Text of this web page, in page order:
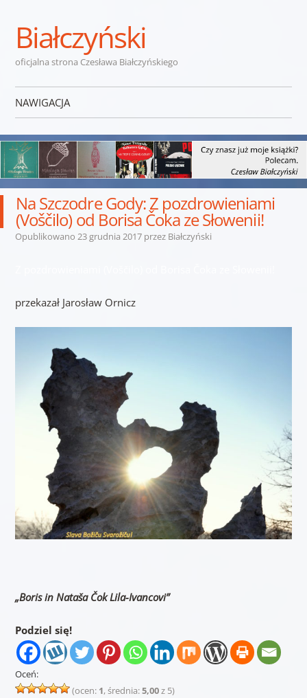
Białczyński
oficjalna strona Czesława Białczyńskiego
NAWIGACJA
Na Szczodre Gody: Z pozdrowieniami
(Voščilo) od Borisa Čoka ze Słowenii!
Opublikowano 23 grudnia 2017przez Białczyński
przekazał Jarosław Ornicz
„Boris in Nataša Čok Lila-Ivancovi”
Podziel się!
Oceń:
(ocen: 1, średnia:5,00z 5)